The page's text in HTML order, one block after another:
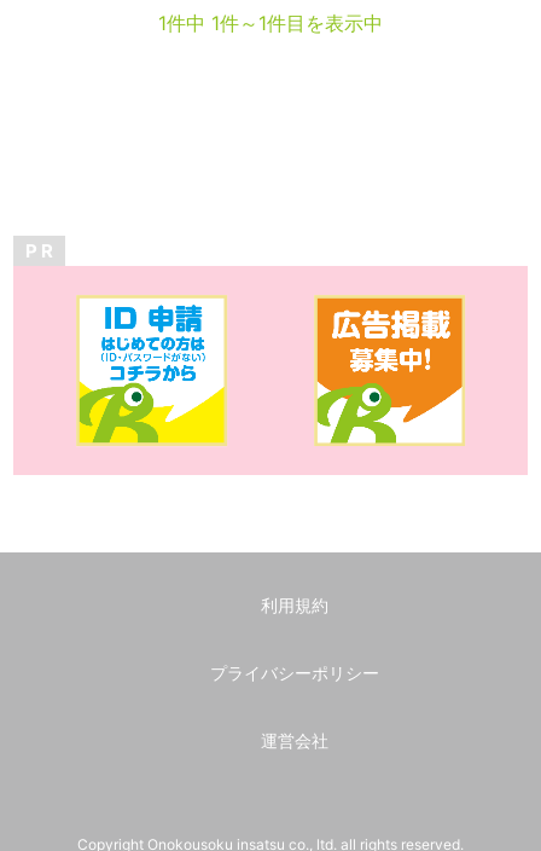
1件中 1件～1件目を表示中
P R
利用規約
プライバシーポリシー
運営会社
Copyright Onokousoku insatsu co., ltd. all rights reserved.